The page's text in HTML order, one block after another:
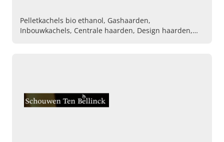
Pelletkachels bio ethanol, Gashaarden,
Inbouwkachels, Centrale haarden, Design haarden,